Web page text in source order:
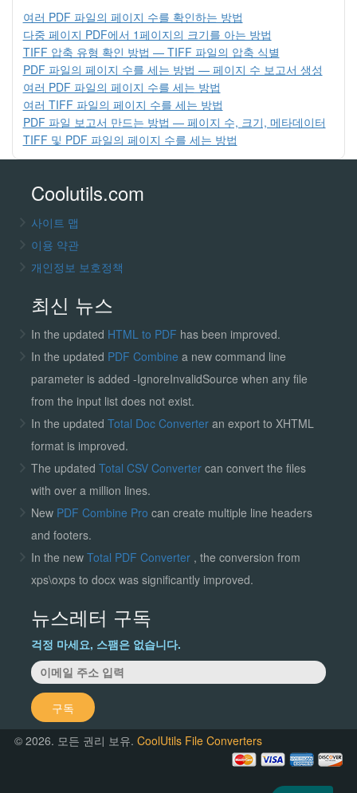
여러 PDF 파일의 페이지 수를 확인하는 방법
다중 페이지 PDF에서 1페이지의 크기를 아는 방법
TIFF 압축 유형 확인 방법 — TIFF 파일의 압축 식별
PDF 파일의 페이지 수를 세는 방법 — 페이지 수 보고서 생성
여러 PDF 파일의 페이지 수를 세는 방법
여러 TIFF 파일의 페이지 수를 세는 방법
PDF 파일 보고서 만드는 방법 — 페이지 수, 크기, 메타데이터
TIFF 및 PDF 파일의 페이지 수를 세는 방법
Coolutils.com
사이트 맵
이용 약관
개인정보 보호정책
최신 뉴스
In the updated HTML to PDF has been improved.
In the updated PDF Combine a new command line
parameter is added -IgnoreInvalidSource when any file
from the input list does not exist.
In the updated Total Doc Converter an export to XHTML
format is improved.
The updated Total CSV Convertercan convert the files
with over a million lines.
New PDF Combine Pro can create multiple line headers
and footers.
In the new Total PDF Converter , the conversion from
xps\oxps to docx was significantly improved.
뉴스레터 구독
걱정 마세요, 스팸은 없습니다.
구독
© 2026. 모든 권리 보유.CoolUtils File Converters